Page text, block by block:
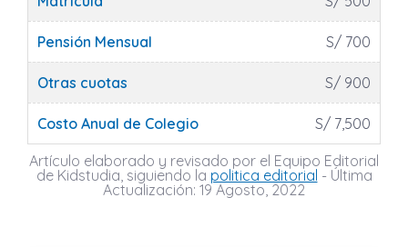
Pensión Mensual S/ 700
Otras cuotas S/ 900
Costo Anual de Colegio S/ 7,500
Artículo elaborado y revisado por el Equipo Editorial
de Kidstudia, siguiendo la politica editorial - Última
Actualización: 19 Agosto, 2022